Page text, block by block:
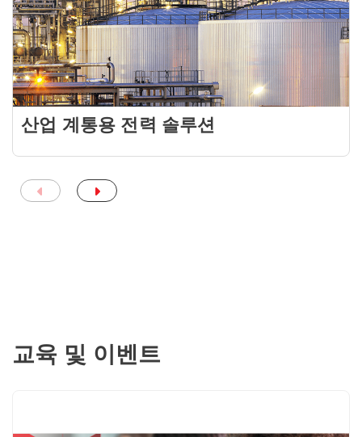
산업 계통용 전력 솔루션
교육 및 이벤트